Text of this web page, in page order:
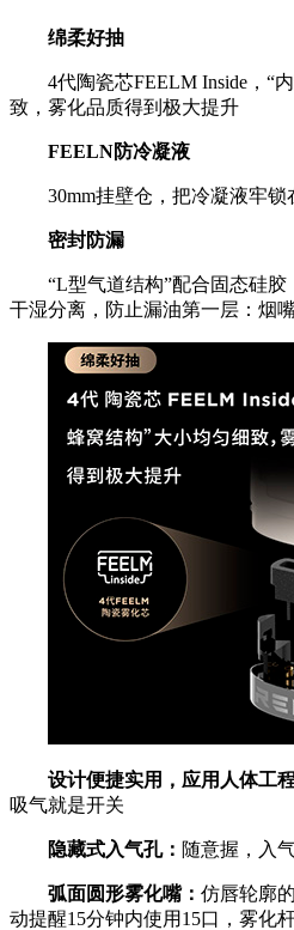
绵柔好抽
4代陶瓷芯FEELM Inside，“
致，雾化品质得到极大提升
FEELN防冷凝液
30mm挂壁仓，把冷凝液牢锁
密封防漏
“L型气道结构”配合固态硅
干湿分离，防止漏油第一层：烟
设计便捷实用，应用人体工
吸气就是开关
隐藏式入气孔： 随意握，入
弧面圆形雾化嘴： 仿唇轮廓
动提醒15分钟内使用15口，雾化